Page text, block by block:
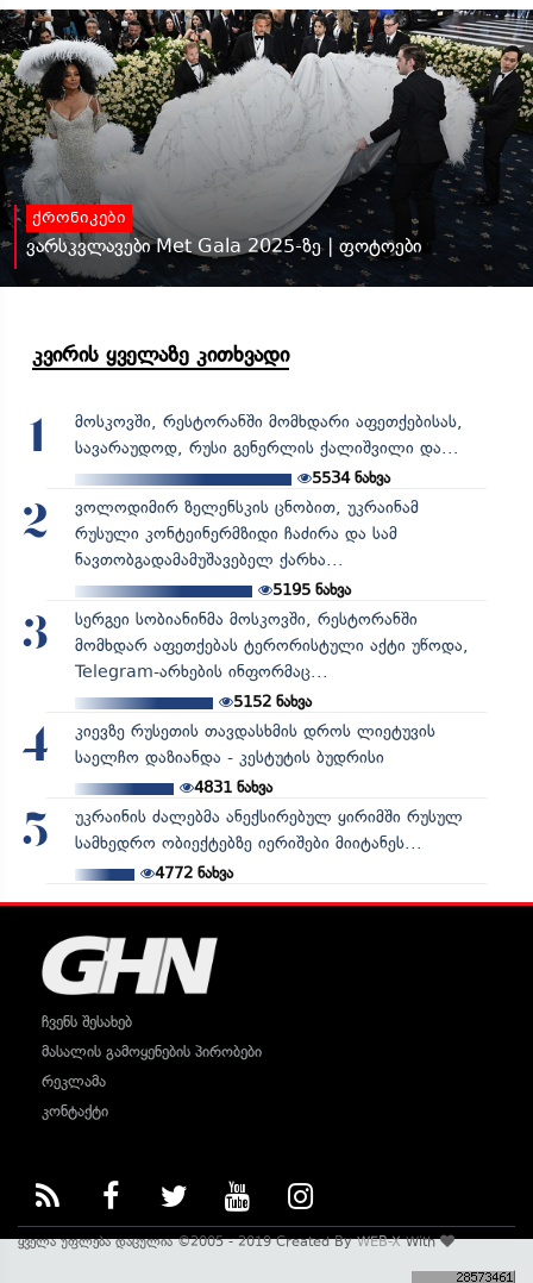
ქრონიკები
ვარსკვლავები Met Gala 2025-ზე | ფოტოები
კვირის ყველაზე კითხვადი
1
მოსკოვში, რესტორანში მომხდარი აფეთქებისას,
სავარაუდოდ, რუსი გენერლის ქალიშვილი და...
5534ნახვა
2
ვოლოდიმირ ზელენსკის ცნობით, უკრაინამ
რუსული კონტეინერმზიდი ჩაძირა და სამ
ნავთობგადამამუშავებელ ქარხა...
5195ნახვა
3
სერგეი სობიანინმა მოსკოვში, რესტორანში
მომხდარ აფეთქებას ტერორისტული აქტი უწოდა,
Telegram-არხების ინფორმაც...
5152ნახვა
4
კიევზე რუსეთის თავდასხმის დროს ლიეტუვის
საელჩო დაზიანდა - კესტუტის ბუდრისი
4831ნახვა
5
უკრაინის ძალებმა ანექსირებულ ყირიმში რუსულ
სამხედრო ობიექტებზე იერიშები მიიტანეს...
4772ნახვა
ჩვენს შესახებ
მასალის გამოყენების პირობები
რეკლამა
კონტაქტი
ყველა უფლება დაცულია ©2005 - 2019 Created ByWEB-XWith